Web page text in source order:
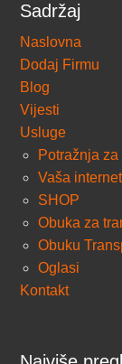
Sadržaj
Naslovna
Dodaj Firmu
Blog
Vijesti
Usluge
Potražnja
Vaša
SHOP
Obuka za
Obuku
Oglasi
Kontakt